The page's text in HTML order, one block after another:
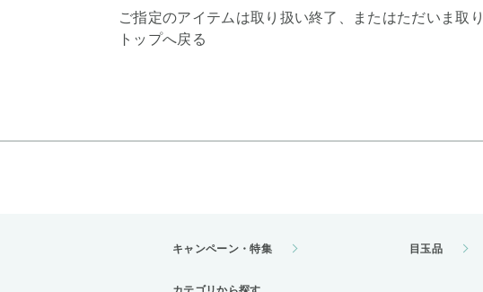
ご指定のアイテムは取り扱い終了、またはただいま取
トップへ戻る
キャンペーン・特集 目玉品